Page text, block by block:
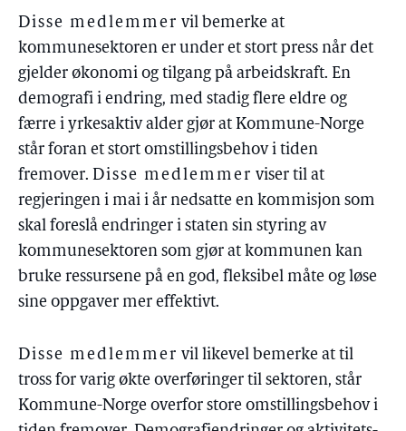
Disse medlemmer vil bemerke at
kommunesektoren er under et stort press når det
gjelder økonomi og tilgang på arbeidskraft. En
demografi i endring, med stadig flere eldre og
færre i yrkesaktiv alder gjør at Kommune-Norge
står foran et stort omstillingsbehov i tiden
fremover. Disse medlemmer viser til at
regjeringen i mai i år nedsatte en kommisjon som
skal foreslå endringer i staten sin styring av
kommunesektoren som gjør at kommunen kan
bruke ressursene på en god, fleksibel måte og løse
sine oppgaver mer effektivt.
Disse medlemmer vil likevel bemerke at til
tross for varig økte overføringer til sektoren, står
Kommune-Norge overfor store omstillingsbehov i